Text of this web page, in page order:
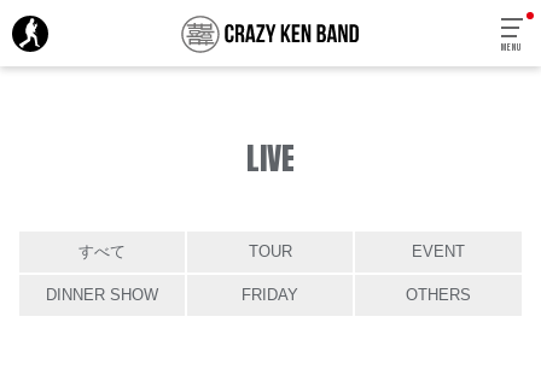
MENU
LIVE
すべて TOUR EVENT
DINNER SHOW FRIDAY OTHERS